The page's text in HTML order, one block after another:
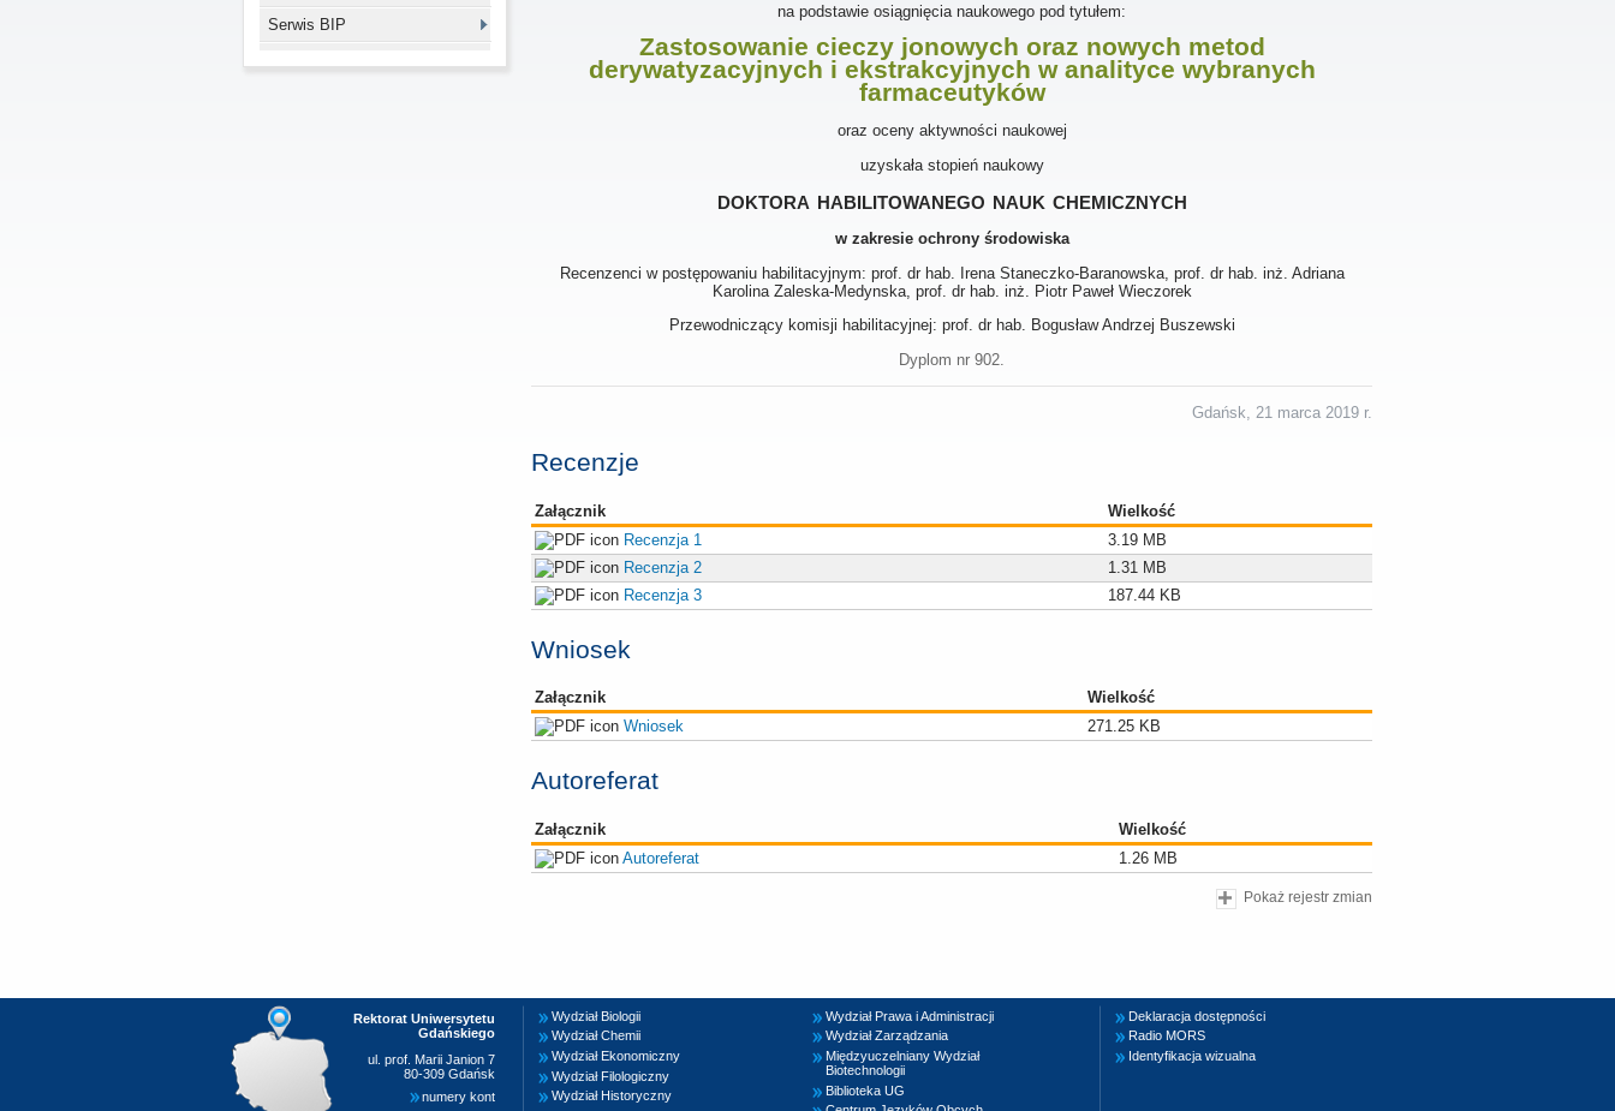
Serwis BIP
na podstawie osiągnięcia naukowego pod tytułem:
Zastosowanie cieczy jonowych oraz nowych metod
derywatyzacyjnych i ekstrakcyjnych w analityce wybranych
farmaceutyków
oraz oceny aktywności naukowej
uzyskała stopień naukowy
doktora habilitowanego nauk chemicznych
w zakresie ochrony środowiska
Recenzenci w postępowaniu habilitacyjnym: prof. dr hab. Irena Staneczko-Baranowska, prof. dr hab. inż. Adriana
Karolina Zaleska-Medynska, prof. dr hab. inż. Piotr Paweł Wieczorek
Przewodniczący komisji habilitacyjnej: prof. dr hab. Bogusław Andrzej Buszewski
Dyplom nr 902.
Gdańsk, 21 marca 2019 r.
Recenzje
Załącznik
Wielkość
Recenzja 1
3.19 MB
Recenzja 2
1.31 MB
Recenzja 3
187.44 KB
Wniosek
Załącznik
Wielkość
Wniosek
271.25 KB
Autoreferat
Załącznik
Wielkość
Autoreferat
1.26 MB
Pokaż rejestr zmian
Rektorat Uniwersytetu
Gdańskiego
ul. prof. Marii Janion 7
80-309 Gdańsk
numery kont
Wydział Biologii
Wydział Chemii
Wydział Ekonomiczny
Wydział Filologiczny
Wydział Historyczny
Wydział Prawa i Administracji
Wydział Zarządzania
Międzyuczelniany Wydział
Biotechnologii
Biblioteka UG
Deklaracja dostępności
Radio MORS
Identyfikacja wizualna